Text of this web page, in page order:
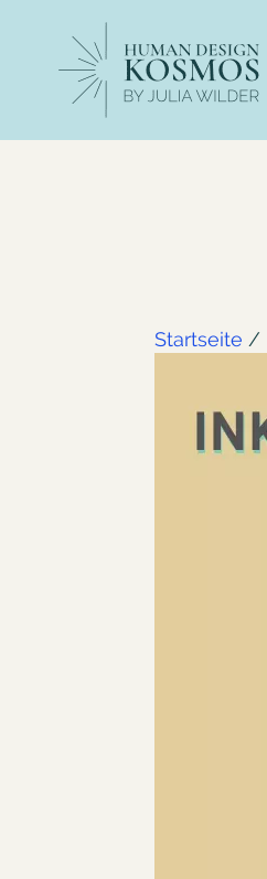
springen
Startseite